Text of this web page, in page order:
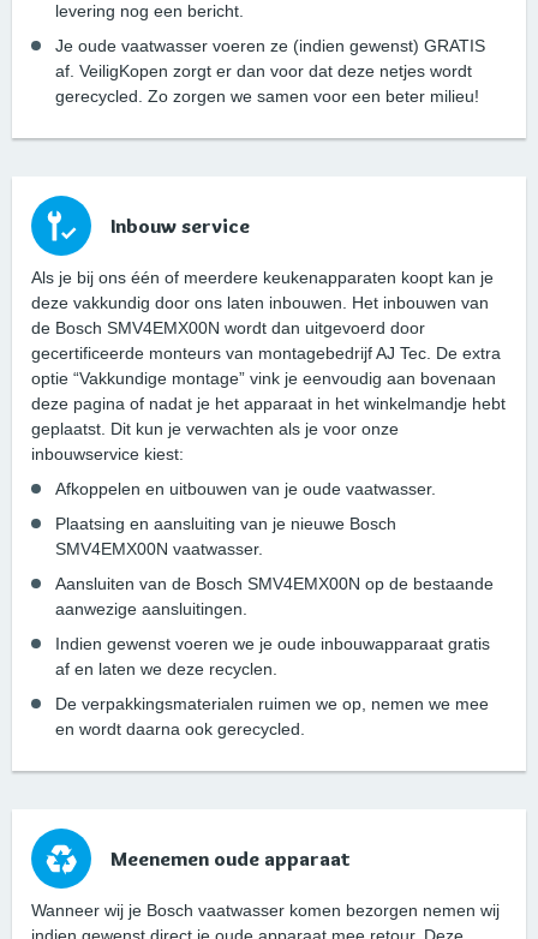
levering nog een bericht.
Je oude vaatwasser voeren ze (indien gewenst) GRATIS
af. VeiligKopen zorgt er dan voor dat deze netjes wordt
gerecycled. Zo zorgen we samen voor een beter milieu!
Inbouw service
Als je bij ons één of meerdere keukenapparaten koopt kan je
deze vakkundig door ons laten inbouwen. Het inbouwen van
de Bosch SMV4EMX00N wordt dan uitgevoerd door
gecertificeerde monteurs van montagebedrijf AJ Tec. De extra
optie “Vakkundige montage” vink je eenvoudig aan bovenaan
deze pagina of nadat je het apparaat in het winkelmandje hebt
geplaatst. Dit kun je verwachten als je voor onze
inbouwservice kiest:
Afkoppelen en uitbouwen van je oude vaatwasser.
Plaatsing en aansluiting van je nieuwe Bosch
SMV4EMX00N vaatwasser.
Aansluiten van de Bosch SMV4EMX00N op de bestaande
aanwezige aansluitingen.
Indien gewenst voeren we je oude inbouwapparaat gratis
af en laten we deze recyclen.
De verpakkingsmaterialen ruimen we op, nemen we mee
en wordt daarna ook gerecycled.
Meenemen oude apparaat
Wanneer wij je Bosch vaatwasser komen bezorgen nemen wij